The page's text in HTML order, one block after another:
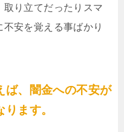
り立てだったりスマ
安を覚える事ばかり
ば、闇金への不安が
ます。